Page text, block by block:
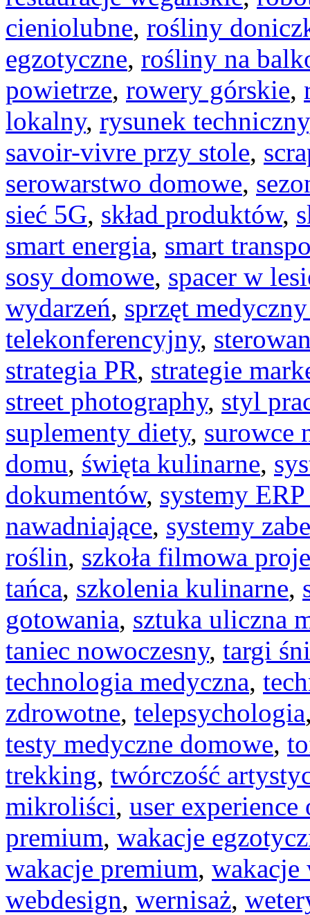
cieniolubne, rośliny
egzotyczne, rośliny na
powietrze, rowery górskie,
lokalny, rysunek techniczny
savoir-vivre przy stole,
serowarstwo domowe,
sieć 5G, skład produktów,
smart energia, smart
sosy domowe, spacer w
wydarzeń, sprzęt
telekonferencyjny,
strategia PR, strategie
street photography, styl
suplementy diety, surowce
domu, święta kulinarne,
dokumentów, systemy
nawadniające, systemy
roślin, szkoła filmowa
tańca, szkolenia kulinarne,
gotowania, sztuka uliczna
taniec nowoczesny, targi
technologia medyczna,
zdrowotne, telepsychologia
testy medyczne domowe,
trekking, twórczość
mikroliści, user experience
premium, wakacje
wakacje premium, wakacje
webdesign, wernisaż,